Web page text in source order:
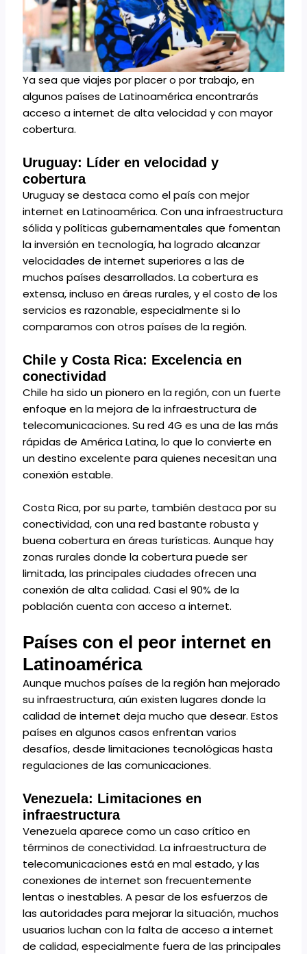
Ya sea que viajes por placer o por trabajo, en
algunos países de Latinoamérica encontrarás
acceso a internet de alta velocidad y con mayor
cobertura.
Uruguay: Líder en velocidad y
cobertura
Uruguay se destaca como el país con mejor
internet en Latinoamérica. Con una infraestructura
sólida y políticas gubernamentales que fomentan
la inversión en tecnología, ha logrado alcanzar
velocidades de internet superiores a las de
muchos países desarrollados. La cobertura es
extensa, incluso en áreas rurales, y el costo de los
servicios es razonable, especialmente si lo
comparamos con otros países de la región.
Chile y Costa Rica: Excelencia en
conectividad
Chile ha sido un pionero en la región, con un fuerte
enfoque en la mejora de la infraestructura de
telecomunicaciones. Su red 4G es una de las más
rápidas de América Latina, lo que lo convierte en
un destino excelente para quienes necesitan una
conexión estable.
Costa Rica, por su parte, también destaca por su
conectividad, con una red bastante robusta y
buena cobertura en áreas turísticas. Aunque hay
zonas rurales donde la cobertura puede ser
limitada, las principales ciudades ofrecen una
conexión de alta calidad. Casi el 90% de la
población cuenta con acceso a internet.
Países con el peor internet en
Latinoamérica
Aunque muchos países de la región han mejorado
su infraestructura, aún existen lugares donde la
calidad de internet deja mucho que desear. Estos
países en algunos casos enfrentan varios
desafíos, desde limitaciones tecnológicas hasta
regulaciones de las comunicaciones.
Venezuela: Limitaciones en
infraestructura
Venezuela aparece como un caso crítico en
términos de conectividad. La infraestructura de
telecomunicaciones está en mal estado, y las
conexiones de internet son frecuentemente
lentas o inestables. A pesar de los esfuerzos de
las autoridades para mejorar la situación, muchos
usuarios luchan con la falta de acceso a internet
de calidad, especialmente fuera de las principales